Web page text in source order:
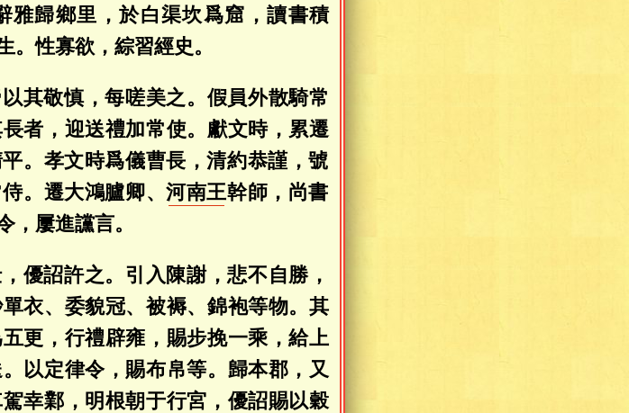
雅歸鄉里，於白渠坎爲窟，讀書積
。性寡欲，綜習經史。
其敬慎，每嗟美之。假員外散騎常
者，迎送禮加常使。獻文時，累遷
。孝文時爲儀曹長，清約恭謹，號
。遷大鴻臚卿、河南王幹師，尚書
，屢進讜言。
優詔許之。引入陳謝，悲不自勝，
衣、委貌冠、被褥、錦袍等物。其
更，行禮辟雍，賜步挽一乘，給上
以定律令，賜布帛等。歸本郡，又
幸鄴，明根朝于行宮，優詔賜以穀